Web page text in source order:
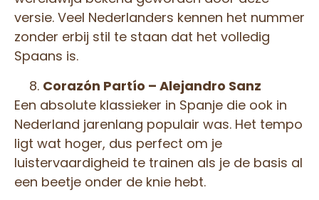
versie. Veel Nederlanders kennen het nummer
zonder erbij stil te staan dat het volledig
Spaans is.
Corazón Partío – Alejandro Sanz
Een absolute klassieker in Spanje die ook in
Nederland jarenlang populair was. Het tempo
ligt wat hoger, dus perfect om je
luistervaardigheid te trainen als je de basis al
een beetje onder de knie hebt.